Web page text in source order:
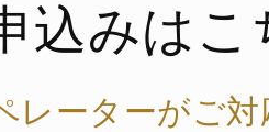
込みは
レーターがご対